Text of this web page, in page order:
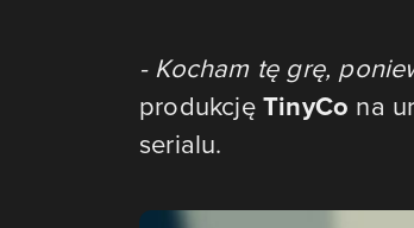
- Kocham tę grę,
produkcjęTinyCo na
serialu.